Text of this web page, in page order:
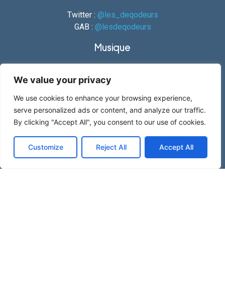
We value your privacy
We use cookies to enhance your browsing experience,
serve personalized ads or content, and analyze our traffic.
By clicking "Accept All", you consent to our use of cookies.
Customize Reject All Accept All
Twitter : @les_deqodeurs
GAB : @lesdeqodeurs
Musique
Rumble :rumble.com/c/deqodeursmusique
SoundCloud :
soundcloud.com/deqodeurs